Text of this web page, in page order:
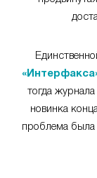
тогда
новинка
проблема была